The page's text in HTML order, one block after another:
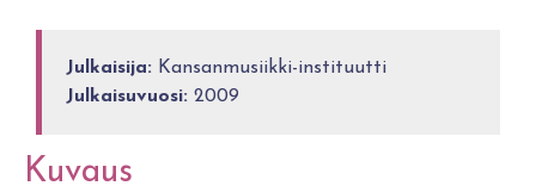
Julkaisija: Kansanmusiikki-instituutti
Julkaisuvuosi: 2009
Kuvaus